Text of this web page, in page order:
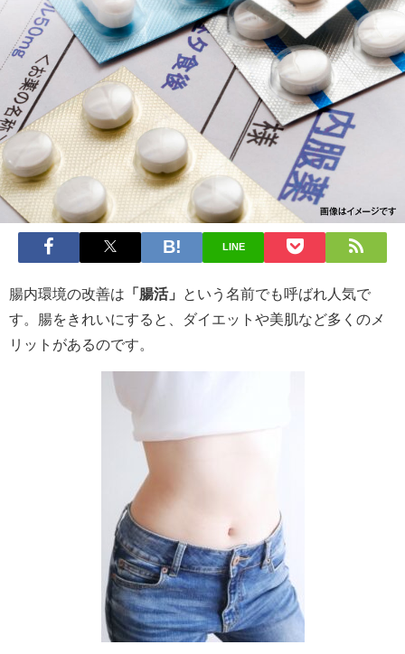
LINE
腸内環境の改善は 「腸活」
という名前でも呼ばれ人気で
す。腸をきれいにすると、ダイエットや美肌など多くのメ
リットがあるのです。